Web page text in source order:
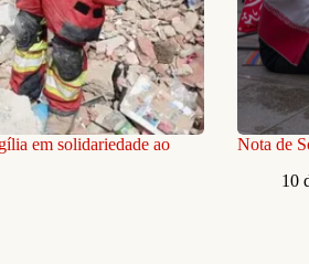
em solidariedade ao
Nota de
10